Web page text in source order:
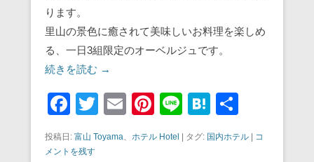
ります。
里山の景色に癒されて美味しいお料理を楽しめ
る、一日3組限定のオーベルジュです。
続きを読む →
F
a
c
T
tt
E
ail
Pi
Li
e
H
at
e
投稿日: 富山 Toyama、 ホテル Hotel タグ: 国内ホテル
コ
メントを残す